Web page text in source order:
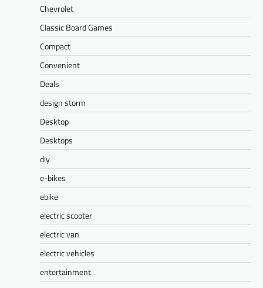
Chevrolet
Classic Board Games
Compact
Convenient
Deals
design storm
Desktop
Desktops
diy
e-bikes
ebike
electric scooter
electric van
electric vehicles
entertainment